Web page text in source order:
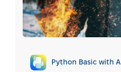
Python Basic with AI